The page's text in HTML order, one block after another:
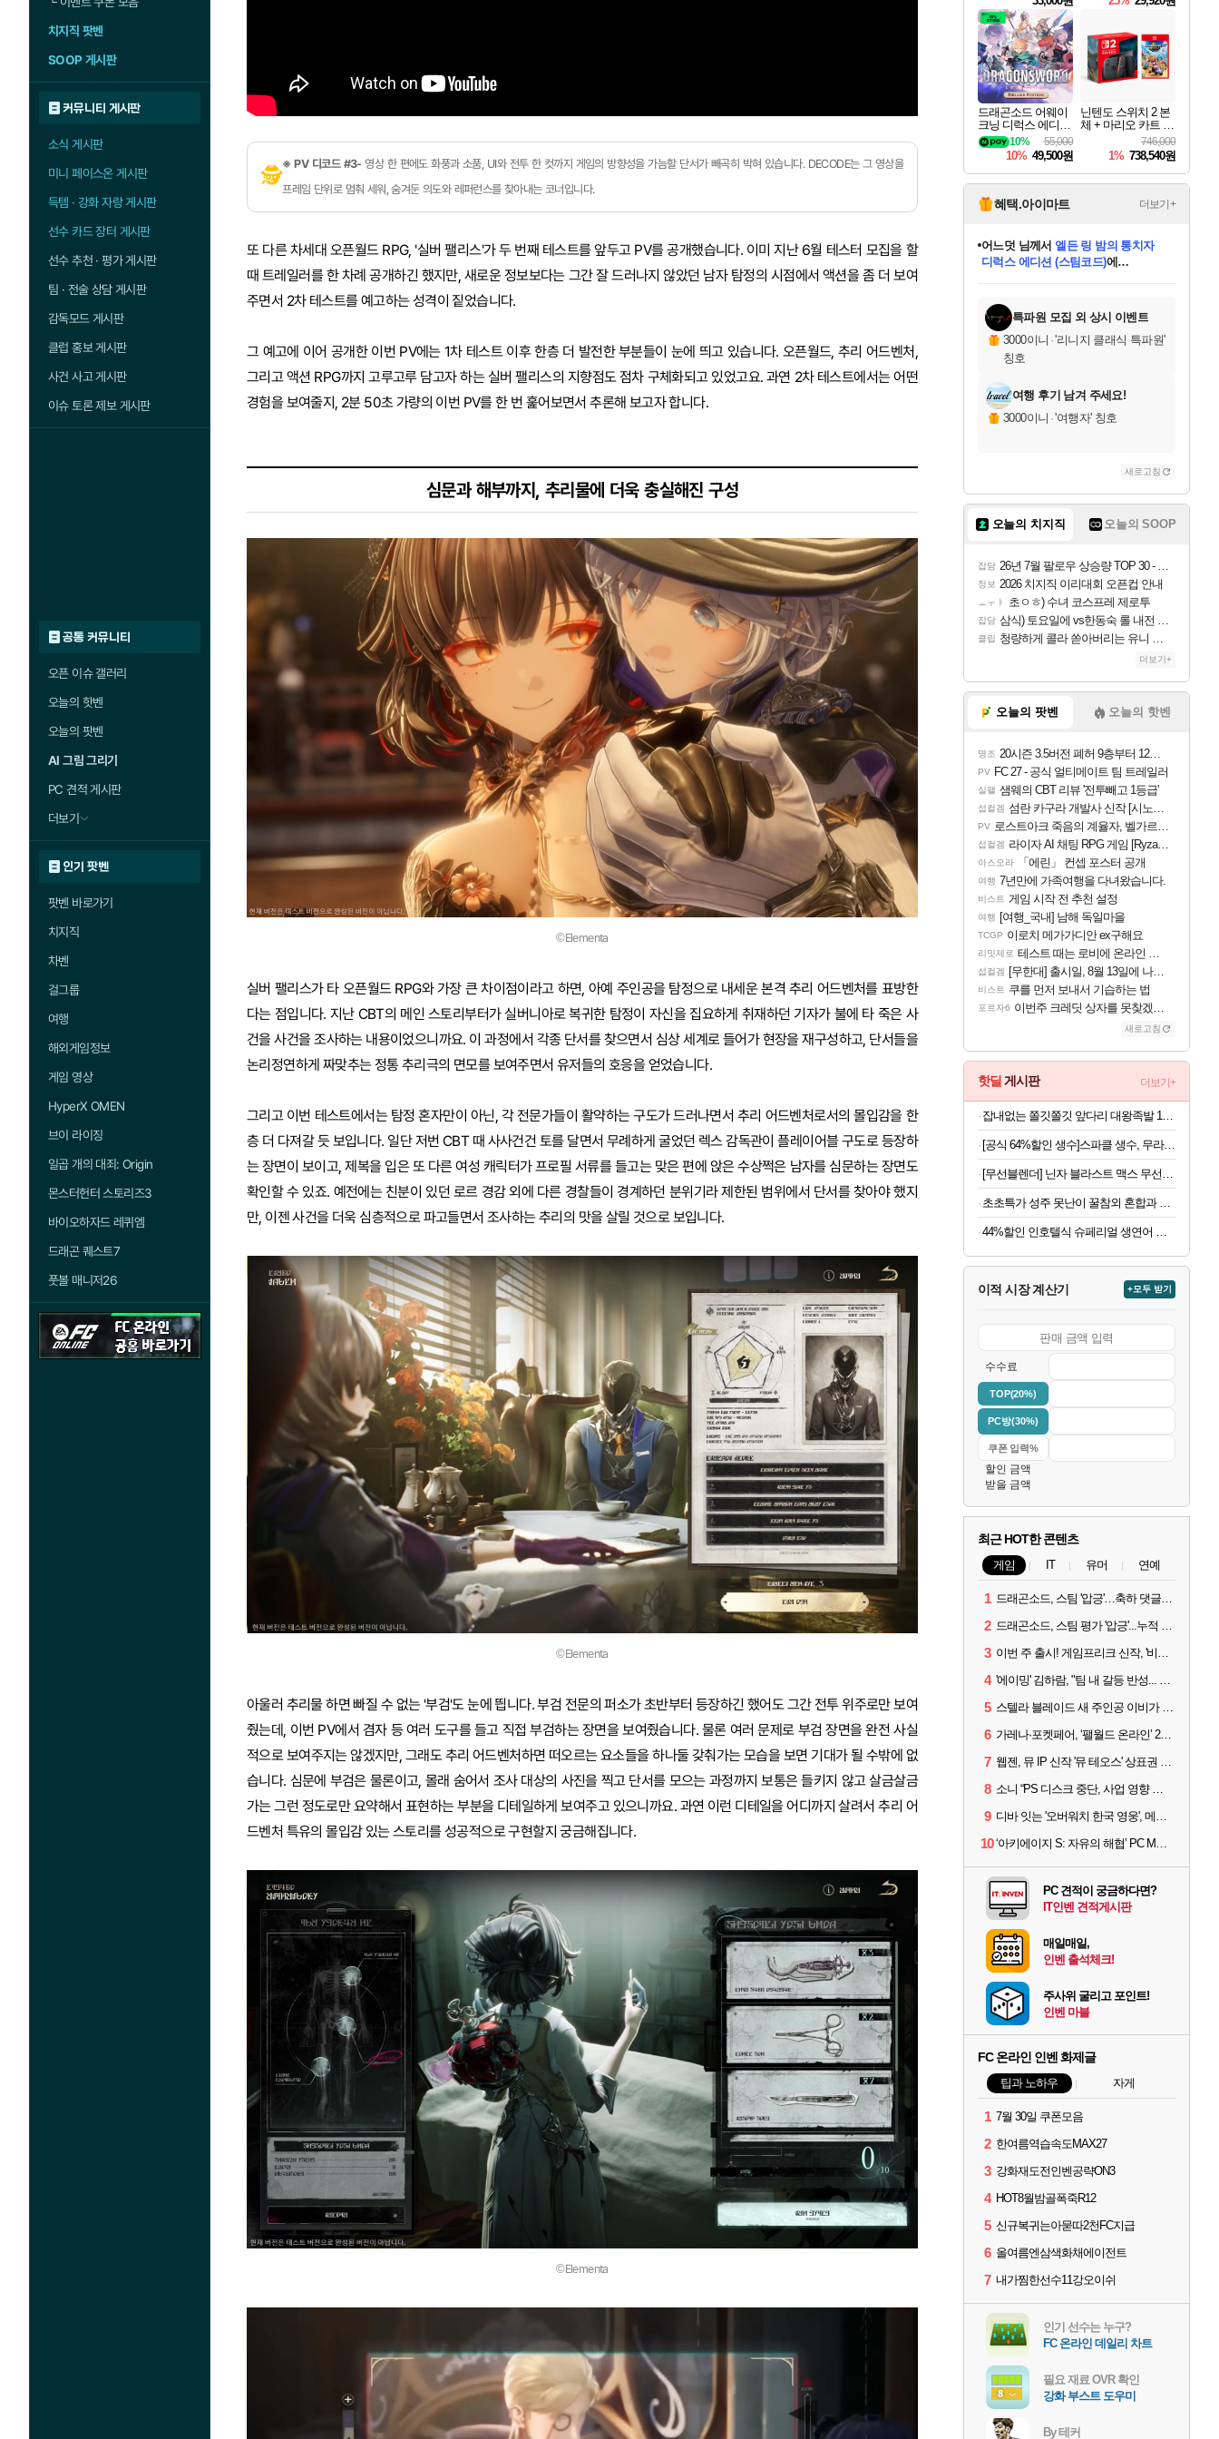
치지직 팟벤
SOOP 게시판
커뮤니티 게시판
소식 게시판
미니 페이스온 게시판
득템 · 강화 자랑 게시판
선수 카드 장터 게시판
선수 추천 · 평가 게시판
팀 · 전술 상담 게시판
감독모드 게시판
클럽 홍보 게시판
사건 사고 게시판
이슈 토론 제보 게시판
공통 커뮤니티
오픈 이슈 갤러리
오늘의 핫벤
오늘의 팟벤
AI 그림 그리기
PC 견적 게시판
더보기
인기 팟벤
팟벤 바로가기
치지직
차벤
걸그룹
여행
해외게임정보
게임 영상
HyperX OMEN
브이 라이징
일곱 개의 대죄: Origin
몬스터헌터 스토리즈3
바이오하자드 레퀴엠
드래곤 퀘스트7
풋볼 매니저26
🕵※ PV 디코드 #3-영상 한 편에도 화풍과 소품, UI와 전투 한 컷까지 게임의 방향성을 가늠할 단서가 빼곡히 박혀 있습니다. DECODE는 그 영상을
프레임 단위로 멈춰 세워, 숨겨둔 의도와 레퍼런스를 찾아내는 코너입니다.
또 다른 차세대 오픈월드 RPG, '실버 팰리스'가 두 번째 테스트를 앞두고 PV를 공개했습니다. 이미 지난 6월 테스터 모집을 할
때 트레일러를 한 차례 공개하긴 했지만, 새로운 정보보다는 그간 잘 드러나지 않았던 남자 탐정의 시점에서 액션을 좀 더 보여
주면서 2차 테스트를 예고하는 성격이 짙었습니다.
그 예고에 이어 공개한 이번 PV에는 1차 테스트 이후 한층 더 발전한 부분들이 눈에 띄고 있습니다. 오픈월드, 추리 어드벤처,
그리고 액션 RPG까지 고루고루 담고자 하는 실버 팰리스의 지향점도 점차 구체화되고 있었고요. 과연 2차 테스트에서는 어떤
경험을 보여줄지, 2분 50초 가량의 이번 PV를 한 번 훑어보면서 추론해 보고자 합니다.
심문과 해부까지, 추리물에 더욱 충실해진 구성
©Elementa
실버 팰리스가 타 오픈월드 RPG와 가장 큰 차이점이라고 하면, 아예 주인공을 탐정으로 내세운 본격 추리 어드벤처를 표방한
다는 점입니다. 지난 CBT의 메인 스토리부터가 실버니아로 복귀한 탐정이 자신을 집요하게 취재하던 기자가 불에 타 죽은 사
건을 사건을 조사하는 내용이었으니까요. 이 과정에서 각종 단서를 찾으면서 심상 세계로 들어가 현장을 재구성하고, 단서들을
논리정연하게 짜맞추는 정통 추리극의 면모를 보여주면서 유저들의 호응을 얻었습니다.
그리고 이번 테스트에서는 탐정 혼자만이 아닌, 각 전문가들이 활약하는 구도가 드러나면서 추리 어드벤처로서의 몰입감을 한
층 더 다져갈 듯 보입니다. 일단 저번 CBT 때 사사건건 토를 달면서 무례하게 굴었던 렉스 감독관이 플레이어블 구도로 등장하
는 장면이 보이고, 제복을 입은 또 다른 여성 캐릭터가 프로필 서류를 들고는 맞은 편에 앉은 수상쩍은 남자를 심문하는 장면도
확인할 수 있죠. 예전에는 친분이 있던 로르 경감 외에 다른 경찰들이 경계하던 분위기라 제한된 범위에서 단서를 찾아야 했지
만, 이젠 사건을 더욱 심층적으로 파고들면서 조사하는 추리의 맛을 살릴 것으로 보입니다.
©Elementa
아울러 추리물 하면 빠질 수 없는 '부검'도 눈에 띕니다. 부검 전문의 퍼소가 초반부터 등장하긴 했어도 그간 전투 위주로만 보여
줬는데, 이번 PV에서 겸자 등 여러 도구를 들고 직접 부검하는 장면을 보여줬습니다. 물론 여러 문제로 부검 장면을 완전 사실
적으로 보여주지는 않겠지만, 그래도 추리 어드벤처하면 떠오르는 요소들을 하나둘 갖춰가는 모습을 보면 기대가 될 수밖에 없
습니다. 심문에 부검은 물론이고, 몰래 숨어서 조사 대상의 사진을 찍고 단서를 모으는 과정까지 보통은 들키지 않고 살금살금
가는 그런 정도로만 요약해서 표현하는 부분을 디테일하게 보여주고 있으니까요. 과연 이런 디테일을 어디까지 살려서 추리 어
드벤처 특유의 몰입감 있는 스토리를 성공적으로 구현할지 궁금해집니다.
©Elementa
드래곤소드 어웨이
크닝 디럭스 에디션
DragonSword Awake
ning Deluxe Edition
55,000
10%
10% 49,500원
닌텐도 스위치 2 본
체 + 마리오 카트 월
746,000
1% 738,540원
혜택.아이마트 더보기+
당첨되셨습니다.
당첨되셨습니다.
어느덧 님께서엘든 링 밤의 통치자
디럭스 에디션 (스팀코드)에
당첨되셨습니다.
에디션 (스팀코드)를 교환.
당첨되셨습니다.
당첨되셨습니다.
당첨되셨습니다.
당첨되셨습니다.
특파원 모집 외 상시 이벤트
3000이니 ·'리니지 클래식 특파원'
칭호
여행 후기 남겨 주세요!
3000이니 ·'여행자' 칭호
새로고침
오늘의 치지직 오늘의 SOOP
잡담 26년 7월 팔로우 상승량 TOP 30 - 월간 치지직
정보 2026 치지직 이리대회 오픈컵 안내
ㅗㅜㅑ 초ㅇㅎ) 수녀 코스프레 제로투
잡담 삼식) 토요일에 vs한동숙 롤 내전 예정
클립 청량하게 콜라 쏟아버리는 유니 ㅋㅋㅋ
더보기+
오늘의 팟벤 오늘의 핫벤
명조 20시즌 3.5버전 폐허 9층부터 12층까지 클리어 조합 | 죽음의 노래와 바닷속 폐허 |
PV FC 27 - 공식 얼티메이트 팀 트레일러
실팰 샘웨의 CBT 리뷰 '전투빼고 1등급'
섭컬겜 섬란 카구라 개발사 신작 [시노비 넥서스] 연내 출시 예정
PV 로스트아크 죽음의 계율자, 벨가르딘 티저
섭컬겜 라이자 AI 채팅 RPG 게임 [RyzaChat: AI] 공개
아스오라 「에린」 컨셉 포스터 공개
여행 7년만에 가족여행을 다녀왔습니다.
비스트 게임 시작 전 추천 설정
여행 [여행_국내] 남해 독일마을
TCGP 이로치 메가가디안 ex구해요
리밋제로 테스트 때는 로비에 온라인 기능이 있는데
섭컬겜 [무한대] 출시일, 8월 13일에 나오나
비스트 쿠를 먼저 보내서 기습하는 법
포르자6 이번주 크레딧 상자를 못찾겠어요
새로고침
핫딜 게시판 더보기+
[공식 64%할인 생수]스파클 생수, 무라벨, 2L, 24개
44%할인 인호텔식 슈페리얼 생연어 회필렛, 1kg, 1팩
이적 시장 계산기 +모두 받기
수수료
TOP(20%)
PC방(30%)
할인 금액
받을 금액
최근 HOT한 콘텐츠
게임 IT 유머 연예
1 드래곤소드, 스팀 '압긍'…축하 댓글 달고 게임 코드 받자!
2 드래곤소드, 스팀 평가 '압긍'...누적 판매량 20만장 돌파
3 이번 주 출시! 게임프리크 신작, '비스트 오브 리인카네이션'
4 '에이밍' 김하람, "팀 내 갈등 반성... 끝까지 뛰고 싶었다"
5 스텔라 블레이드 새 주인공 이비가 부릅니다, 'Wanna be in LOVE' 뮤비 공개
6 가레나·포켓페어, ‘팰월드 온라인’ 2026년 출시 예고
7 웹젠, 뮤 IP 신작 '뮤 테오스' 상표권 출원
8 소니 “PS 디스크 중단, 사업 영향 없다”
9 디바 잇는 '오버워치 한국 영웅', 메카 파일럿 디몬 나온다
10 ‘아키에이지 S: 자유의 해협’ PC MMORPG로 개발한다
PC 견적이 궁금하다면?
IT인벤 견적게시판
매일매일,
인벤 출석체크!
주사위 굴리고 포인트!
인벤 마블
FC 온라인 인벤 화제글
팁과 노하우 자게
1 7월 30일 쿠폰모음
2 한여름역습속도MAX27
3 강화재도전인벤공략ON3
4 HOT8월밤골폭죽R12
5 신규복귀는아묻따2천FC지급
6 올여름엔삼색화채에이전트
7 내가찜한선수11강오이쉬
인기 선수는 누구?
FC 온라인 데일리 차트
필요 재료 OVR 확인
강화 부스트 도우미
By 테커